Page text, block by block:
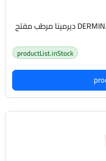
DERMINA FLUIDE HYDRATANT ÉCLAIRCISSANT - 40ml ديرمينا مرطب مفتح
productList.inStock